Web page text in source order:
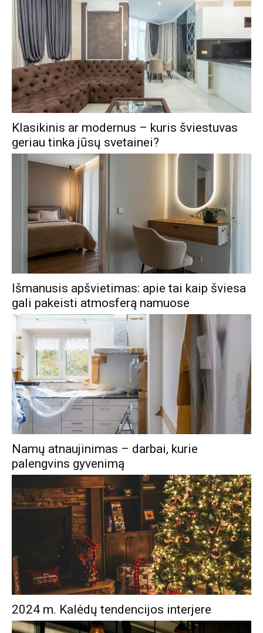
Klasikinis ar modernus – kuris šviestuvas
geriau tinka jūsų svetainei?
Išmanusis apšvietimas: apie tai kaip šviesa
gali pakeisti atmosferą namuose
Namų atnaujinimas – darbai, kurie
palengvins gyvenimą
2024 m. Kalėdų tendencijos interjere